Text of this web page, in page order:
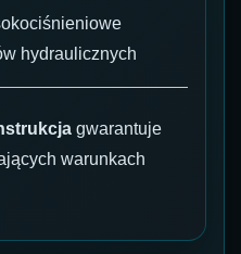
hydraulicznych
gwarantuje
warunkach